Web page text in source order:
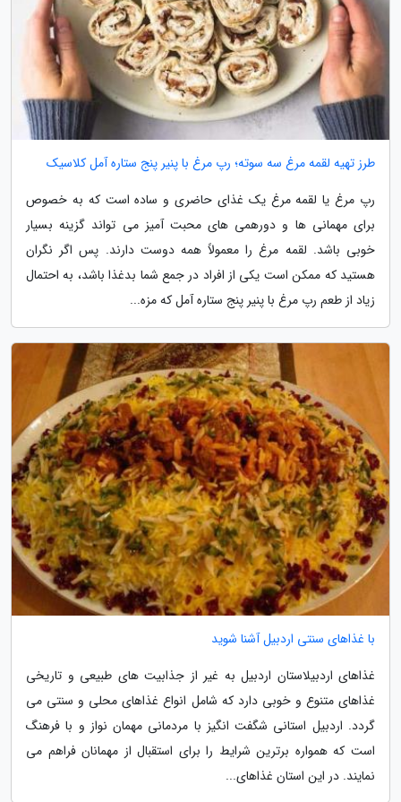
طرز تهیه لقمه مرغ سه سوته؛ رپ مرغ با پنیر پنج ستاره آمل کلاسیک
رپ مرغ یا لقمه مرغ یک غذای حاضری و ساده است که به خصوص
برای مهمانی ها و دورهمی های محبت آمیز می تواند گزینه بسیار
خوبی باشد. لقمه مرغ را معمولاً همه دوست دارند. پس اگر نگران
هستید که ممکن است یکی از افراد در جمع شما بدغذا باشد، به احتمال
زیاد از طعم رپ مرغ با پنیر پنج ستاره آمل که مزه...
با غذاهای سنتی اردبیل آشنا شوید
غذاهای اردبیلاستان اردبیل به غیر از جذابیت های طبیعی و تاریخی
غذاهای متنوع و خوبی دارد که شامل انواع غذاهای محلی و سنتی می
گردد. اردبیل استانی شگفت انگیز با مردمانی مهمان نواز و با فرهنگ
است که همواره برترین شرایط را برای استقبال از مهمانان فراهم می
نمایند. در این استان غذاهای...